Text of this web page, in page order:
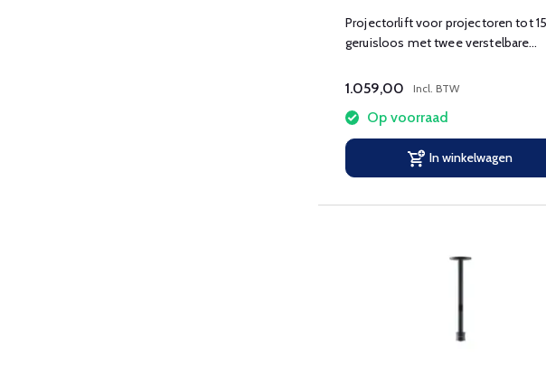
Projectorlift voor projectoren tot
geruisloos met twee verstelbare
1.059,00 Incl. BTW
Op voorraad
In winkelwagen